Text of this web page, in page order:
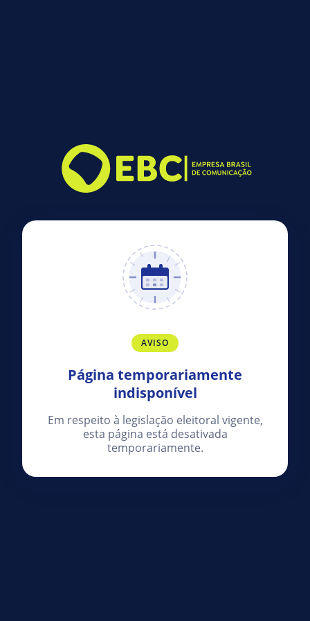
AVISO
Página temporariamente
indisponível
Em respeito à legislação eleitoral vigente,
esta página está desativada
temporariamente.